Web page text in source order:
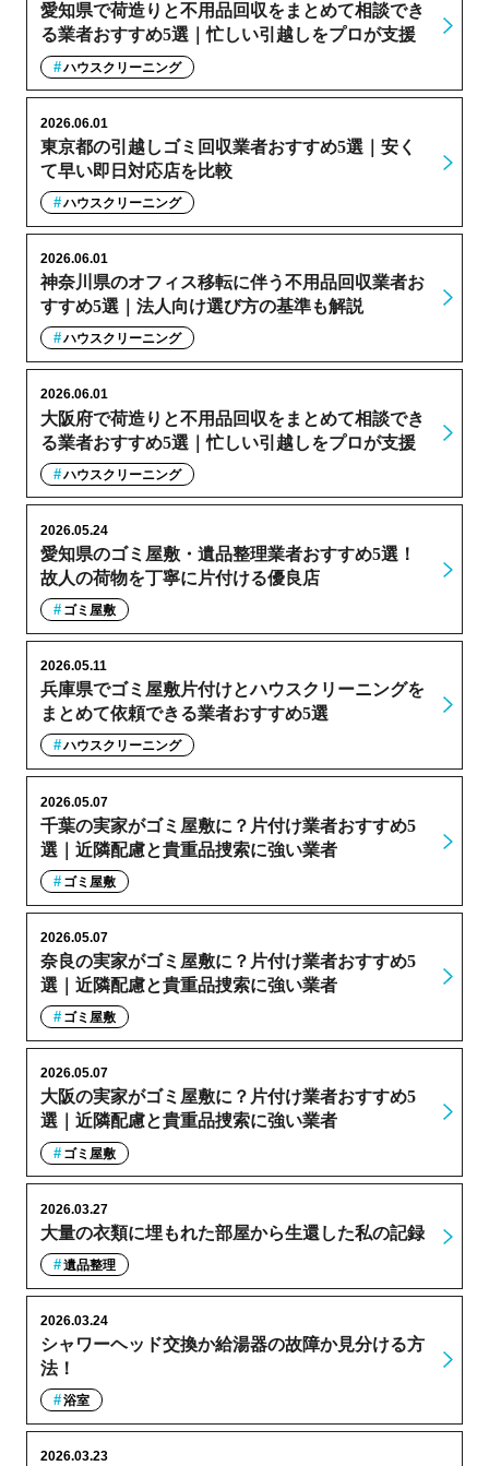
愛知県で荷造りと不用品回収をまとめて相談でき
る業者おすすめ5選｜忙しい引越しをプロが支援
ハウスクリーニング
東京都の引越しゴミ回収業者おすすめ5選｜安く
て早い即日対応店を比較
2026.06.01
ハウスクリーニング
神奈川県のオフィス移転に伴う不用品回収業者お
すすめ5選｜法人向け選び方の基準も解説
2026.06.01
ハウスクリーニング
大阪府で荷造りと不用品回収をまとめて相談でき
る業者おすすめ5選｜忙しい引越しをプロが支援
2026.06.01
ハウスクリーニング
愛知県のゴミ屋敷・遺品整理業者おすすめ5選！
故人の荷物を丁寧に片付ける優良店
2026.05.24
ゴミ屋敷
兵庫県でゴミ屋敷片付けとハウスクリーニングを
まとめて依頼できる業者おすすめ5選
2026.05.11
ハウスクリーニング
千葉の実家がゴミ屋敷に？片付け業者おすすめ5
選｜近隣配慮と貴重品捜索に強い業者
2026.05.07
ゴミ屋敷
奈良の実家がゴミ屋敷に？片付け業者おすすめ5
選｜近隣配慮と貴重品捜索に強い業者
2026.05.07
ゴミ屋敷
大阪の実家がゴミ屋敷に？片付け業者おすすめ5
選｜近隣配慮と貴重品捜索に強い業者
2026.05.07
ゴミ屋敷
大量の衣類に埋もれた部屋から生還した私の記録
2026.03.27
遺品整理
シャワーヘッド交換か給湯器の故障か見分ける方
法！
2026.03.24
浴室
2026.03.23